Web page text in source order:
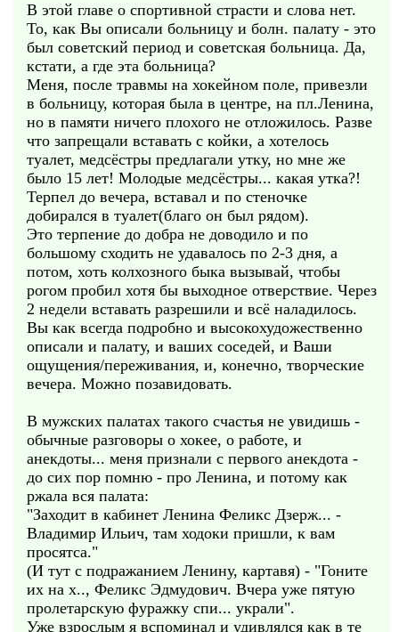
В этой главе о спортивной страсти и слова нет.
То, как Вы описали больницу и болн. палату - это
был советский период и советская больница. Да,
кстати, а где эта больница?
Меня, после травмы на хокейном поле, привезли
в больницу, которая была в центре, на пл.Ленина,
но в памяти ничего плохого не отложилось. Разве
что запрещали вставать с койки, а хотелось
туалет, медсёстры предлагали утку, но мне же
было 15 лет! Молодые медсёстры... какая утка?!
Терпел до вечера, вставал и по стеночке
добирался в туалет(благо он был рядом).
Это терпение до добра не доводило и по
большому сходить не удавалось по 2-3 дня, а
потом, хоть колхозного быка вызывай, чтобы
рогом пробил хотя бы выходное отверствие. Через
2 недели вставать разрешили и всё наладилось.
Вы как всегда подробно и высокохудожественно
описали и палату, и ваших соседей, и Ваши
ощущения/переживания, и, конечно, творческие
вечера. Можно позавидовать.
В мужских палатах такого счастья не увидишь -
обычные разговоры о хокее, о работе, и
анекдоты... меня признали с первого анекдота -
до сих пор помню - про Ленина, и потому как
ржала вся палата:
"Заходит в кабинет Ленина Феликс Дзерж... -
Владимир Ильич, там ходоки пришли, к вам
просятса."
(И тут с подражанием Ленину, картавя) - "Гоните
их на х.., Феликс Эдмудович. Вчера уже пятую
пролетарскую фуражку спи... украли".
Уже взрослым я вспоминал и удивлялся как в те